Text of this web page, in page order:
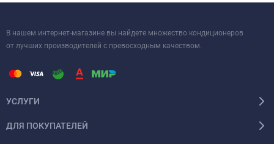
В нашем интернет-магазине вы найдете множество кондиционеров
от лучших производителей с превосходным качеством.
УСЛУГИ
ДЛЯ ПОКУПАТЕЛЕЙ